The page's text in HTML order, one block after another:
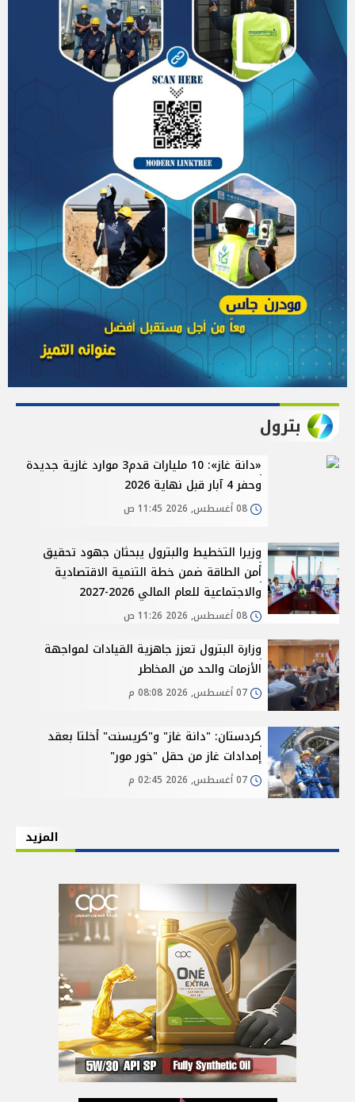
بترول
«دانة غاز»: 10 مليارات قدم3 موارد غازية جديدة
وحفر 4 آبار قبل نهاية 2026
وزيرا التخطيط والبترول يبحثان جهود تحقيق
أمن الطاقة ضمن خطة التنمية الاقتصادية
والاجتماعية للعام المالي 2026-2027
وزارة البترول تعزز جاهزية القيادات لمواجهة
الأزمات والحد من المخاطر
كردستان: "دانة غاز" و"كريسنت" أخلتا بعقد
إمدادات غاز من حقل "خور مور"
المزيد